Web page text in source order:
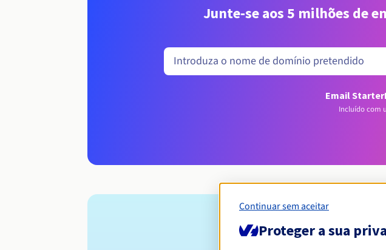
Junte-se aos 5 milhões de
Email Starter
Incluído com
Continuar sem aceitar
Proteger a sua